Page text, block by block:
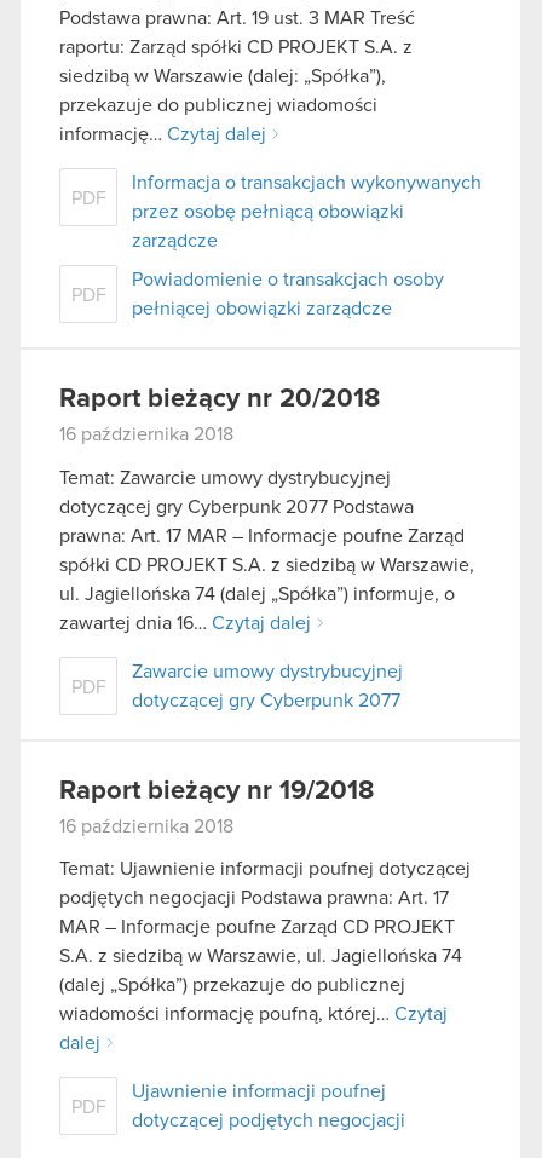
Podstawa prawna: Art. 19 ust. 3 MAR Treść
raportu: Zarząd spółki CD PROJEKT S.A. z
siedzibą w Warszawie (dalej: „Spółka”),
przekazuje do publicznej wiadomości
informację… Czytaj dalej
PDF
Informacja o transakcjach wykonywanych
przez osobę pełniącą obowiązki
zarządcze
PDF
Powiadomienie o transakcjach osoby
pełniącej obowiązki zarządcze
Raport bieżący nr 20/2018
16 października 2018
Temat: Zawarcie umowy dystrybucyjnej
dotyczącej gry Cyberpunk 2077 Podstawa
prawna: Art. 17 MAR – Informacje poufne Zarząd
spółki CD PROJEKT S.A. z siedzibą w Warszawie,
ul. Jagiellońska 74 (dalej „Spółka”) informuje, o
zawartej dnia 16… Czytaj dalej
PDF
Zawarcie umowy dystrybucyjnej
dotyczącej gry Cyberpunk 2077
Raport bieżący nr 19/2018
16 października 2018
Temat: Ujawnienie informacji poufnej dotyczącej
podjętych negocjacji Podstawa prawna: Art. 17
MAR – Informacje poufne Zarząd CD PROJEKT
S.A. z siedzibą w Warszawie, ul. Jagiellońska 74
(dalej „Spółka”) przekazuje do publicznej
wiadomości informację poufną, której… Czytaj
dalej
PDF
Ujawnienie informacji poufnej
dotyczącej podjętych negocjacji